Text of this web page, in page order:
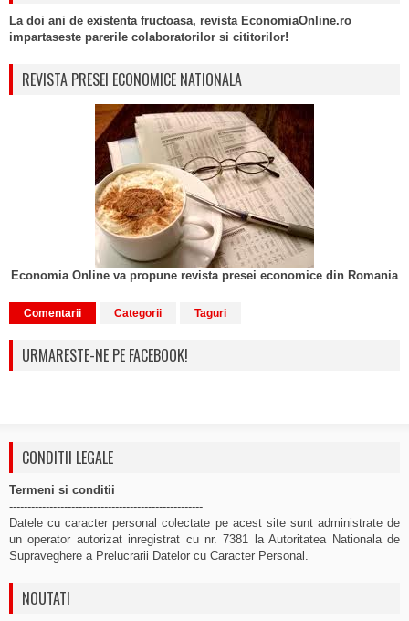
La doi ani de existenta fructoasa, revista EconomiaOnline.ro
impartaseste parerile colaboratorilor si cititorilor!
REVISTA PRESEI ECONOMICE NATIONALA
Economia Online va propune revista presei economice din Romania
Comentarii Categorii Taguri
URMARESTE-NE PE FACEBOOK!
CONDITII LEGALE
Termeni si conditii
-----------------------------------------------------
Datele cu caracter personal colectate pe acest site sunt administrate de
un operator autorizat inregistrat cu nr. 7381 la Autoritatea Nationala de
Supraveghere a Prelucrarii Datelor cu Caracter Personal.
NOUTATI